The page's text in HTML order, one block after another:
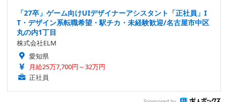
「27卒」ゲーム向けUIデザイナーアシスタント「正社員」I
T・デザイン系転職希望・駅チカ・未経験歓迎/名古屋市中区
丸の内1丁目
株式会社ELM
愛知県
月給25万7,700円～32万円
正社員